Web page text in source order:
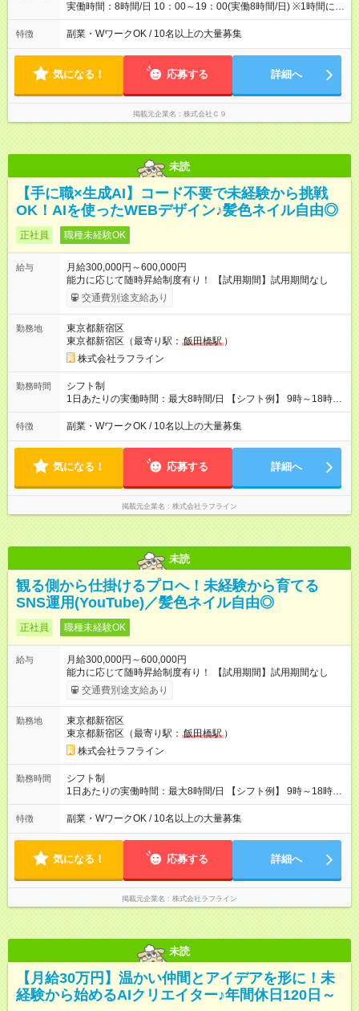
実働時間：8時間/日 10：00～19：00(実働8時間/日) ※1時間に1
度の小休憩+1日に1度の1時間休憩あり ※業務に慣れてきたら裁
量にて勤務時間の調整可能 【残業に関しまして】 新人時代：入
や昇給に応じて残業が増える可能性は御座います。
特徴 副業・WワークOK / 10名以上の大量募集
気になる！ 応募する 詳細へ
掲載元企業名 株式会社Ｃ９
未読
【手に職×生成AI】コード不要で未経験から挑戦
OK！AIを使ったWEBデザイン♪髪色ネイル自由◎
正社員 職種未経験OK
給与
月給300,000円～600,000円
能力に応じて随時昇給制度有り！ 【試用期間】試用期間なし
交通費別途支給あり
勤務地
東京都新宿区
東京都新宿区（最寄り駅： 飯田橋駅 ）
株式会社ラフライン
勤務時間
シフト制
1日あたりの実働時間：最大8時間/日 【シフト例】 9時～18時
10時～19時 11時～20時 休憩1時間以上！
特徴 副業・WワークOK / 10名以上の大量募集
気になる！ 応募する 詳細へ
掲載元企業名 株式会社ラフライン
未読
観る側から仕掛けるプロへ！未経験から育てる
SNS運用(YouTube)／髪色ネイル自由◎
正社員 職種未経験OK
給与
月給300,000円～600,000円
能力に応じて随時昇給制度有り！ 【試用期間】試用期間なし
交通費別途支給あり
勤務地
東京都新宿区
東京都新宿区（最寄り駅： 飯田橋駅 ）
株式会社ラフライン
勤務時間
シフト制
1日あたりの実働時間：最大8時間/日 【シフト例】 9時～18時
10時～19時 11時～20時 休憩1時間以上！
特徴 副業・WワークOK / 10名以上の大量募集
気になる！ 応募する 詳細へ
掲載元企業名 株式会社ラフライン
未読
【月給30万円】温かい仲間とアイデアを形に！未
経験から始めるAIクリエイター♪年間休日120日～